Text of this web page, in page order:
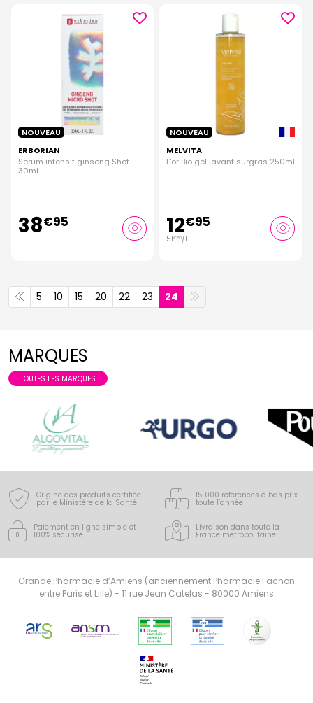
NOUVEAU
ERBORIAN
Serum intensif ginseng Shot
30ml
38€95
NOUVEAU
MELVITA
L'or Bio gel lavant surgras 250ml
12€95
51€80/l.
5 10 15 20 22 23 24
MARQUES
TOUTES LES MARQUES
Origine des produits certifiée
par le Ministère de la Santé
15 000 références à bas prix
toute l’année
Paiement en ligne simple et
100% sécurisé
Livraison dans toute la
France métropolitaine
Grande Pharmacie d’Amiens (anciennement Pharmacie Fachon
entre Paris et Lille) - 11 rue Jean Catelas - 80000 Amiens